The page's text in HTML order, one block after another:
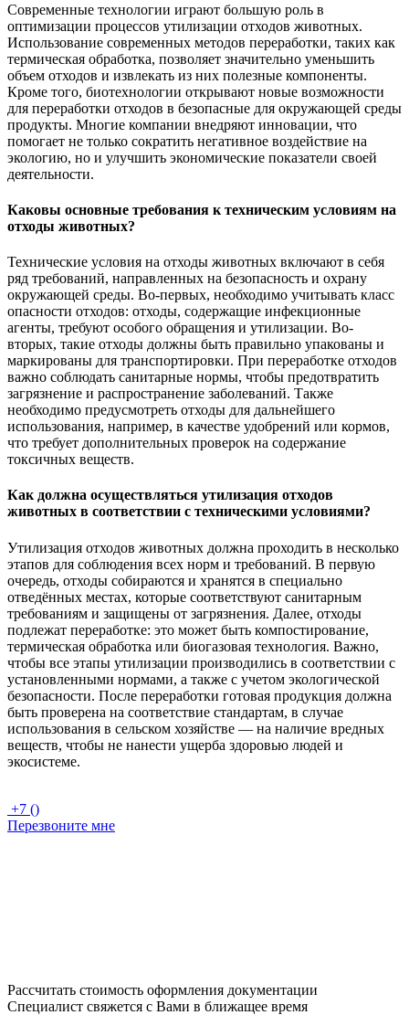
Современные технологии играют большую роль в
оптимизации процессов утилизации отходов животных.
Использование современных методов переработки, таких как
термическая обработка, позволяет значительно уменьшить
объем отходов и извлекать из них полезные компоненты.
Кроме того, биотехнологии открывают новые возможности
для переработки отходов в безопасные для окружающей среды
продукты. Многие компании внедряют инновации, что
помогает не только сократить негативное воздействие на
экологию, но и улучшить экономические показатели своей
деятельности.
Каковы основные требования к техническим условиям на
отходы животных?
Технические условия на отходы животных включают в себя
ряд требований, направленных на безопасность и охрану
окружающей среды. Во-первых, необходимо учитывать класс
опасности отходов: отходы, содержащие инфекционные
агенты, требуют особого обращения и утилизации. Во-
вторых, такие отходы должны быть правильно упакованы и
маркированы для транспортировки. При переработке отходов
важно соблюдать санитарные нормы, чтобы предотвратить
загрязнение и распространение заболеваний. Также
необходимо предусмотреть отходы для дальнейшего
использования, например, в качестве удобрений или кормов,
что требует дополнительных проверок на содержание
токсичных веществ.
Как должна осуществляться утилизация отходов
животных в соответствии с техническими условиями?
Утилизация отходов животных должна проходить в несколько
этапов для соблюдения всех норм и требований. В первую
очередь, отходы собираются и хранятся в специально
отведённых местах, которые соответствуют санитарным
требованиям и защищены от загрязнения. Далее, отходы
подлежат переработке: это может быть компостирование,
термическая обработка или биогазовая технология. Важно,
чтобы все этапы утилизации производились в соответствии с
установленными нормами, а также с учетом экологической
безопасности. После переработки готовая продукция должна
быть проверена на соответствие стандартам, в случае
использования в сельском хозяйстве — на наличие вредных
веществ, чтобы не нанести ущерба здоровью людей и
экосистеме.
+7 ()
Перезвоните мне
Рассчитать стоимость оформления документации
Специалист свяжется с Вами в ближащее время